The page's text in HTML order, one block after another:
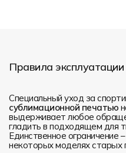
Правила эксплуатации
Специальный уход за
сублимационной печатью
выдерживает любое
гладить в подходящем для
Единственное ограничение
некоторых моделях старых